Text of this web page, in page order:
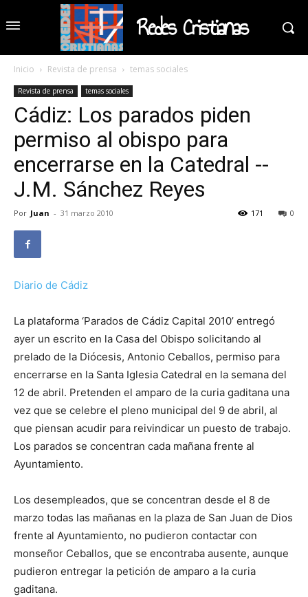
Redes Cristianas
Inicio Revista de prensa temas sociales
Revista de prensa temas sociales
Cádiz: Los parados piden
permiso al obispo para
encerrarse en la Catedral --
J.M. Sánchez Reyes
Por Juan - 31 marzo 2010 0
171
Diario de Cádiz
La plataforma ‘Parados de Cádiz Capital 2010’ entregó
ayer un escrito en la Casa del Obispo solicitando al
prelado de la Diócesis, Antonio Ceballos, permiso para
encerrarse en la Santa Iglesia Catedral en la semana del
12 de abril. Pretenden el amparo de la curia gaditana una
vez que se celebre el pleno municipal del 9 de abril, al
que piensan acudir para reivindicar un puesto de trabajo.
Los parados se concentran cada mañana frente al
Ayuntamiento.
Los desempleados, que se concentran desde el 8 de
marzo todas las mañanas en la plaza de San Juan de Dios
frente al Ayuntamiento, no pudieron contactar con
monseñor Ceballos, que se encontraba ausente, aunque
pudieron entregar la petición de amparo a la curia
gaditana.